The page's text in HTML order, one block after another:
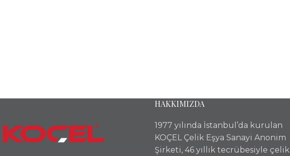
HAKKIMIZDA
1977 yılında İstanbul’da kurulan
KOÇEL Çelik Eşya Sanayi Anonim
Şirketi, 46 yıllık tecrübesiyle çelik